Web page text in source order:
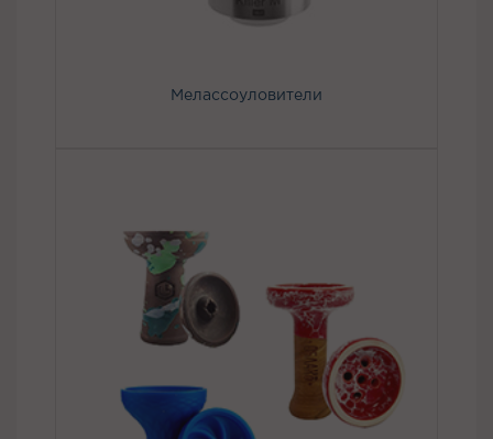
Мелассоуловители